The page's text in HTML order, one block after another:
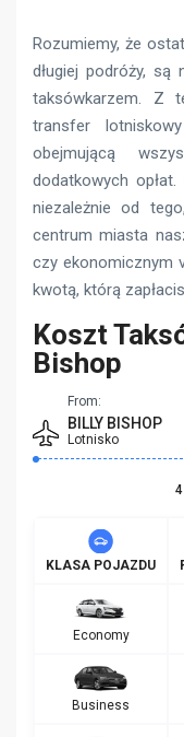
Rozumiemy, że
długiej podróży, są
taksówkarzem. Z
transfer
obejmującą
dodatkowych
niezależnie od
centrum miasta
czy ekonomicznym
kwotą, którą
Koszt
Bishop
From:
BILLY BISHOP
Lotnisko
KLASA POJAZDU
Economy
Business